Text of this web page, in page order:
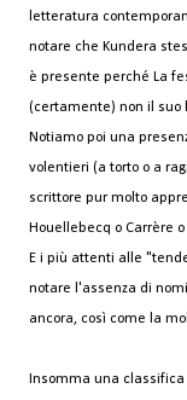
letteratura
notare che Kundera
è presente perché La
(certamente) non il suo
Notiamo poi una
volentieri (a torto o a
scrittore pur molto
Houellebecq o Carrère
E i più attenti alle
notare l'assenza di
ancora, così come la
Insomma una